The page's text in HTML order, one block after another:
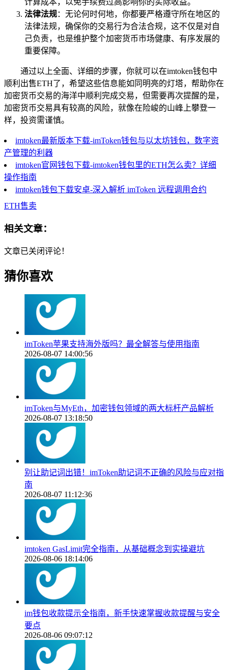
计算成本，以免手续费过高影响你的实际收益。
法律法规：无论何时何地，你都要严格遵守所在地区的
法律法规，确保你的交易行为合法合规，这不仅是对自
己负责，也是维护整个加密货币市场健康、有序发展的
重要保障。
通过以上全面、详细的步骤，你就可以在imtoken钱包中
顺利出售ETH了，希望这些信息能如同明亮的灯塔，帮助你在
加密货币交易的海洋中顺利完成交易，但需要再次提醒的是，
加密货币交易具有较高的风险，就像在险峻的山峰上攀登一
样，投资需谨慎。
imtoken最新版本下载-imToken钱包与以太坊钱包，数字资
产管理的利器
imtoken官网钱包下载-imtoken钱包里的ETH怎么卖？详细
操作指南
imtoken钱包下载安卓-深入解析 imToken 远程调用合约
ETH售卖
相关文章：
文章已关闭评论！
猜你喜欢
imToken苹果支持海外版吗？最全解答与使用指南
2026-08-07 14:00:56
imToken与MyEth，加密钱包领域的两大标杆产品解析
2026-08-07 13:18:50
别让助记词出错！imToken助记词不正确的风险与应对指
南
2026-08-07 11:12:36
imtoken GasLimit完全指南，从基础概念到实操避坑
2026-08-06 18:14:06
im钱包收款提示全指南，新手快速掌握收款提醒与安全
要点
2026-08-06 09:07:12